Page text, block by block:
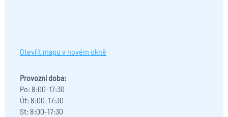
Provozní doba:
Po: 8:00-17:30
Út: 8:00-17:30
St: 8:00-17:30
Otevřít mapu v novém okně